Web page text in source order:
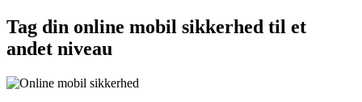
Tag din online mobil sikkerhed til et
andet niveau